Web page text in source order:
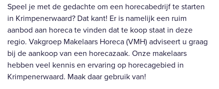
Speel je met de gedachte om een horecabedrijf te starten
in Krimpenerwaard? Dat kant! Er is namelijk een ruim
aanbod aan horeca te vinden dat te koop staat in deze
regio. Vakgroep Makelaars Horeca (VMH) adviseert u graag
bij de aankoop van een horecazaak. Onze makelaars
hebben veel kennis en ervaring op horecagebied in
Krimpenerwaard. Maak daar gebruik van!